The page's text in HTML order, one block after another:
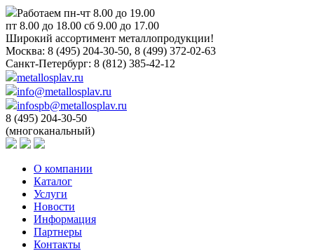
Работаем пн-чт 8.00 до 19.00
пт 8.00 до 18.00 сб 9.00 до 17.00
Широкий ассортимент металлопродукции!
Москва: 8 (495) 204-30-50, 8 (499) 372-02-63
Санкт-Петербург: 8 (812) 385-42-12
metallosplav.ru
info@metallosplav.ru
infospb@metallosplav.ru
8 (495) 204-30-50
(многоканальный)
О компании
Каталог
Услуги
Новости
Информация
Партнеры
Контакты